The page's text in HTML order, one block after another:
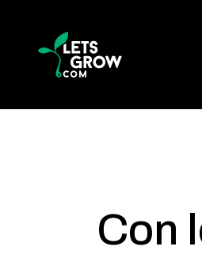
Con